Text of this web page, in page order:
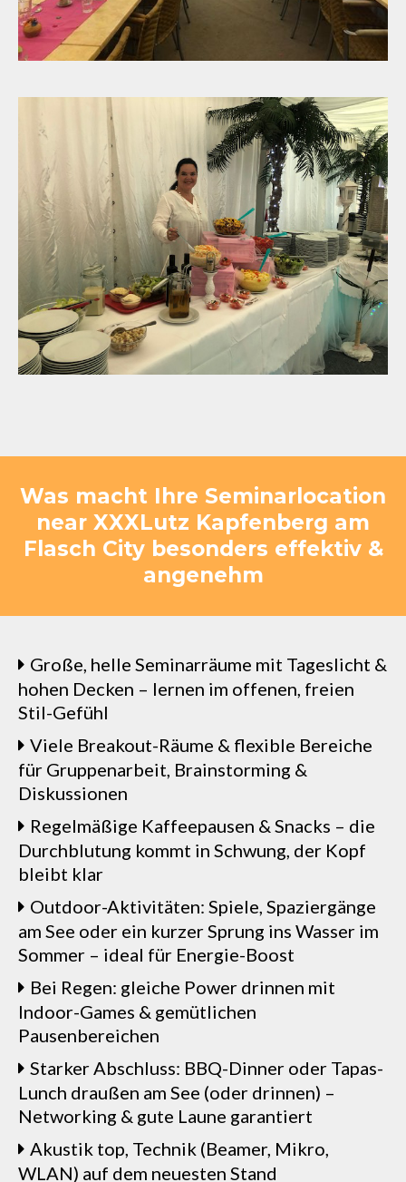
Was macht Ihre Seminarlocation
near XXXLutz Kapfenberg am
Flasch City besonders effektiv &
angenehm
Große, helle Seminarräume mit Tageslicht &
hohen Decken – lernen im offenen, freien
Stil-Gefühl
Viele Breakout-Räume & flexible Bereiche
für Gruppenarbeit, Brainstorming &
Diskussionen
Regelmäßige Kaffeepausen & Snacks – die
Durchblutung kommt in Schwung, der Kopf
bleibt klar
Outdoor-Aktivitäten: Spiele, Spaziergänge
am See oder ein kurzer Sprung ins Wasser im
Sommer – ideal für Energie-Boost
Bei Regen: gleiche Power drinnen mit
Indoor-Games & gemütlichen
Pausenbereichen
Starker Abschluss: BBQ-Dinner oder Tapas-
Lunch draußen am See (oder drinnen) –
Networking & gute Laune garantiert
Akustik top, Technik (Beamer, Mikro,
WLAN) auf dem neuesten Stand